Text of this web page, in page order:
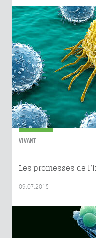
VIVANT
Les promesses de
09.07.2015